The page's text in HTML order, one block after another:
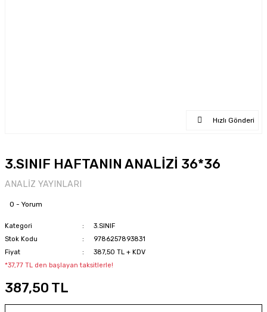
Hızlı Gönderi
3.SINIF HAFTANIN ANALİZİ 36*36
ANALİZ YAYINLARI
0 - Yorum
Kategori
3.SINIF
Stok Kodu
9786257893831
Fiyat
387,50 TL + KDV
*37,77 TL den başlayan taksitlerle!
387,50 TL